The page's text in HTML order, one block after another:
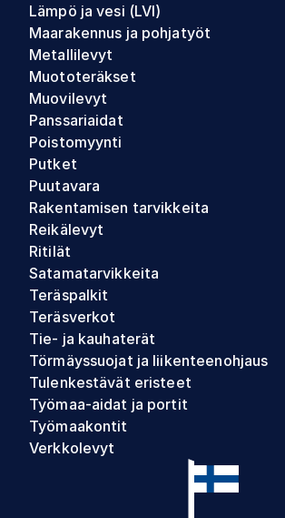
Lämpö ja vesi (LVI)
Maarakennus ja pohjatyöt
Metallilevyt
Muototeräkset
Muovilevyt
Panssariaidat
Poistomyynti
Putket
Puutavara
Rakentamisen tarvikkeita
Reikälevyt
Ritilät
Satamatarvikkeita
Teräspalkit
Teräsverkot
Tie- ja kauhaterät
Törmäyssuojat ja liikenteenohjaus
Tulenkestävät eristeet
Työmaa-aidat ja portit
Työmaakontit
Verkkolevyt